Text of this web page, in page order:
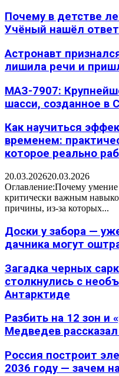
Почему в детстве
Учёный нашёл
Астронавт
лишила речи и
МАЗ-7907:
шасси, созданное в
Как научиться
временем:
которое реально
20.03.202620.03.2026
Оглавление:Почему умение
критически важным
причины, из-за которых...
Доски у забора —
дачника могут
Загадка черных
столкнулись с
Антарктиде
Разбить на 12 зон и
Медведев
Россия построит
2036 году — зачем